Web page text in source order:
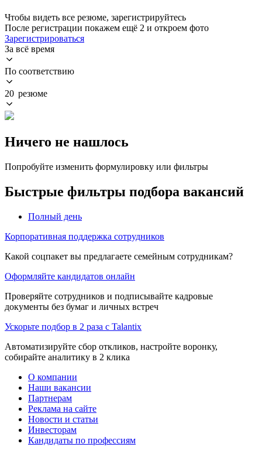
Чтобы видеть все резюме, зарегистрируйтесь
После регистрации покажем ещё 2 и откроем фото
Зарегистрироваться
За всё время
По соответствию
20 резюме
Ничего не нашлось
Попробуйте изменить формулировку или фильтры
Быстрые фильтры подбора вакансий
Полный день
Корпоративная поддержка сотрудников
Какой соцпакет вы предлагаете семейным сотрудникам?
Оформляйте кандидатов онлайн
Проверяйте сотрудников и подписывайте кадровые
документы без бумаг и личных встреч
Ускорьте подбор в 2 раза с Talantix
Автоматизируйте сбор откликов, настройте воронку,
собирайте аналитику в 2 клика
О компании
Наши вакансии
Партнерам
Реклама на сайте
Новости и статьи
Инвесторам
Кандидаты по профессиям